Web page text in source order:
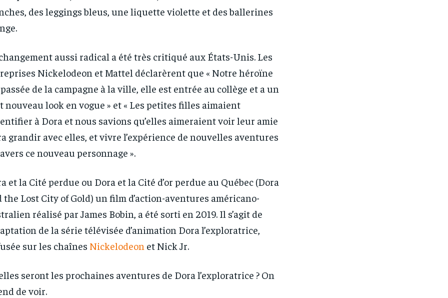
des leggings bleus, une liquette violette et des ballerines
aussi radical a été très critiqué aux États-Unis. Les
Nickelodeon et Mattel déclarèrent que « Notre héroïne
de la campagne à la ville, elle est entrée au collège et a un
nouveau look en vogue » et « Les petites filles aimaient
à Dora et nous savions qu’elles aimeraient voir leur amie
grandir avec elles, et vivre l’expérience de nouvelles aventures
ce nouveau personnage ».
et la Cité perdue ou Dora et la Cité d’or perdue au Québec (Dora
the Lost City of Gold) un film d’action-aventures américano-
réalisé par James Bobin, a été sorti en 2019. Il s’agit de
de la série télévisée d’animation Dora l’exploratrice,
sur les chaînes Nickelodeon et Nick Jr.
seront les prochaines aventures de Dora l’exploratrice ? On
de voir.